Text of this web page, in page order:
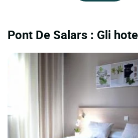
Pont De Salars : Gli